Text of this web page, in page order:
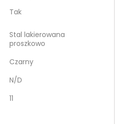
Tak
Stal lakierowana
proszkowo
Czarny
N/D
11